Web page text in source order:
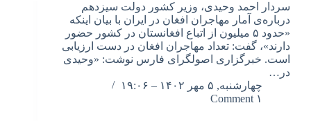
سردار احمد وحیدی، وزیر کشور دولت سیزدهم
درباره‌ی آمار مهاجران افغان در ایران با بیان اینکه
«حدود ۵ میلیون از اتباع افغانستان در کشور حضور
دارند»، گفت: تعداد مهاجران افغان در دست ارزیابی
است. خبرگزاری اصولگرای فارس نوشت: «وحیدی
در…
چهارشنبه, ۵ مهر ۱۴۰۲ – ۱۹:۰۶
۱ Comment